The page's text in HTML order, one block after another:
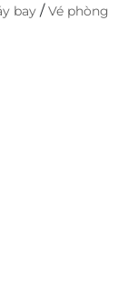
bay /Vé phòng